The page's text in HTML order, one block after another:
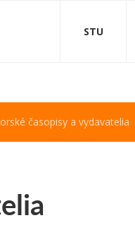
STU
časopisy a vydavatelia